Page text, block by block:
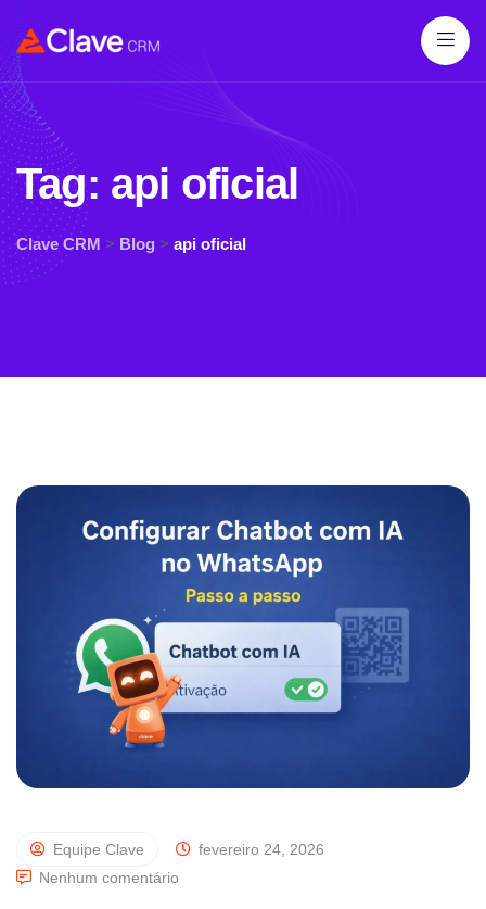
Tag: api oficial
Clave CRM > Blog > api oficial
Equipe Clave
fevereiro 24, 2026
Nenhum comentário